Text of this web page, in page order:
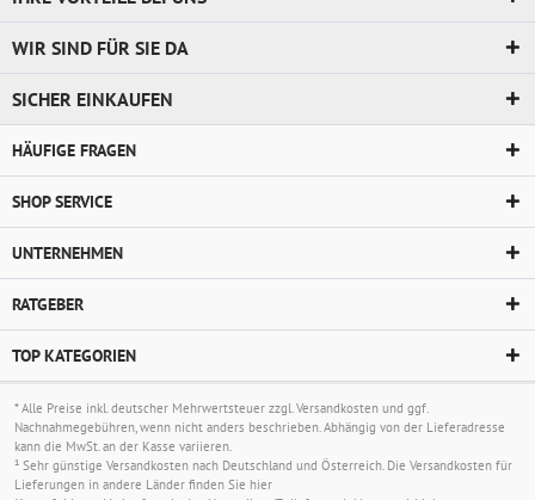
WIR SIND FÜR SIE DA
SICHER EINKAUFEN
HÄUFIGE FRAGEN
SHOP SERVICE
UNTERNEHMEN
RATGEBER
TOP KATEGORIEN
* Alle Preise inkl. deutscher Mehrwertsteuer zzgl.Versandkosten und ggf.
Nachnahmegebühren, wenn nicht anders beschrieben. Abhängig von der Lieferadresse
kann die MwSt. an der Kasse variieren.
¹ Sehr günstige Versandkosten nach Deutschland und Österreich. Die Versandkosten für
Lieferungen in andere Länder finden Sie hier